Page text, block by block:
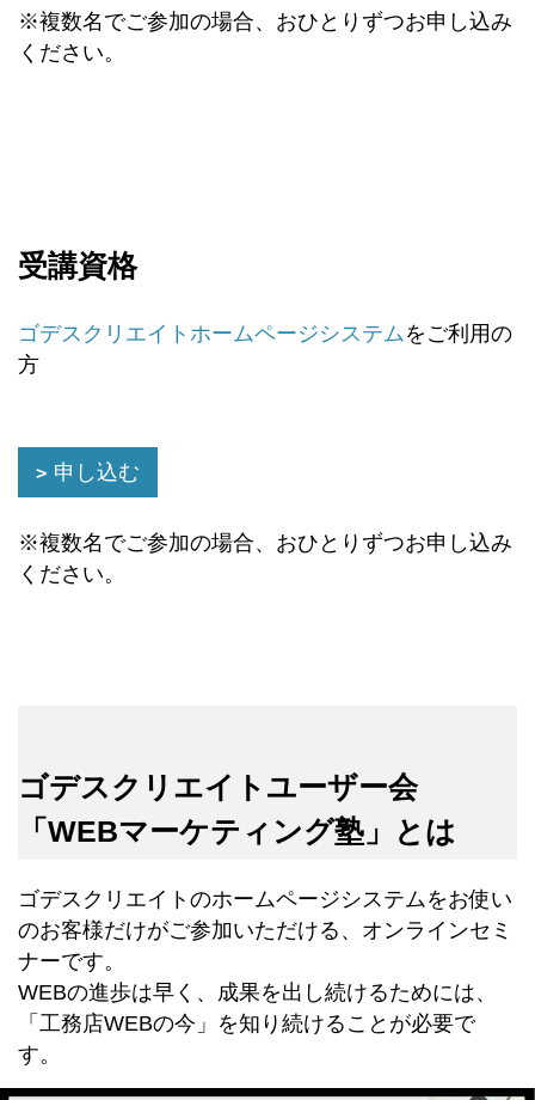
※複数名でご参加の場合、おひとりずつお申し込み
ください。
受講資格
ゴデスクリエイトホームページシステム をご利用の
方
申し込む
※複数名でご参加の場合、おひとりずつお申し込み
ください。
ゴデスクリエイトユーザー会
「WEBマーケティング塾」とは
ゴデスクリエイトのホームページシステムをお使い
のお客様だけがご参加いただける、オンラインセミ
ナーです。
WEBの進歩は早く、成果を出し続けるためには、
「工務店WEBの今」を知り続けることが必要で
す。